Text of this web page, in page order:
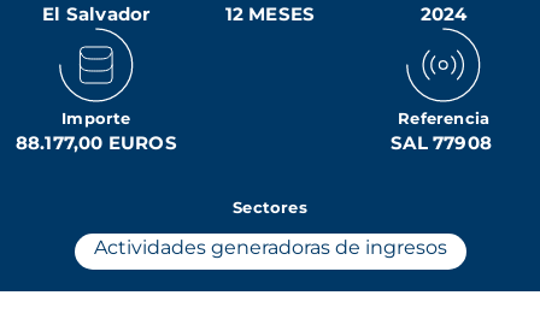
El Salvador 12 MESES 2024
Importe
88.177,00 EUROS
Referencia
SAL 77908
Sectores
Actividades generadoras de ingresos